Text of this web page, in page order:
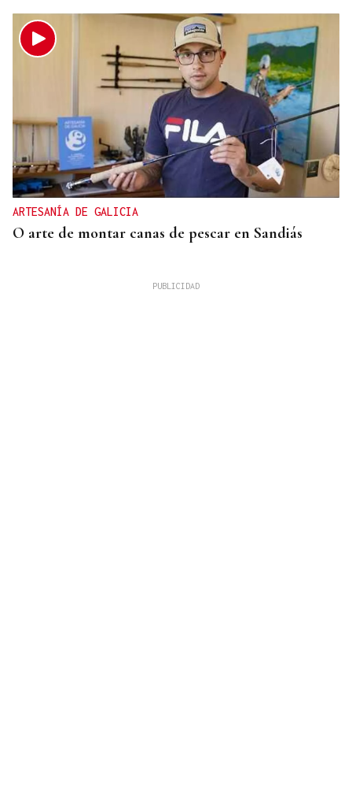
ARTESANÍA DE GALICIA
O arte de montar canas de pescar en Sandiás